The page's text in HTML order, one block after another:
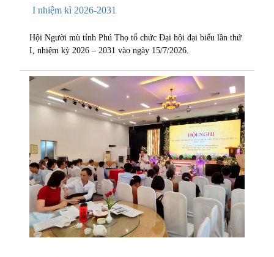
I nhiệm kì 2026-2031
Hội Người mù tỉnh Phú Thọ tổ chức Đại hội đại biểu lần thứ
I, nhiệm kỳ 2026 – 2031 vào ngày 15/7/2026.